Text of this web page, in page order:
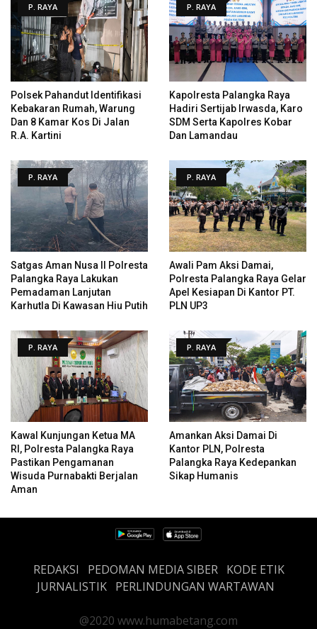
P. RAYA
Polsek Pahandut Identifikasi
Kebakaran Rumah, Warung
Dan 8 Kamar Kos Di Jalan
R.A. Kartini
P. RAYA
Kapolresta Palangka Raya
Hadiri Sertijab Irwasda, Karo
SDM Serta Kapolres Kobar
Dan Lamandau
P. RAYA
Satgas Aman Nusa II Polresta
Palangka Raya Lakukan
Pemadaman Lanjutan
Karhutla Di Kawasan Hiu Putih
P. RAYA
Awali Pam Aksi Damai,
Polresta Palangka Raya Gelar
Apel Kesiapan Di Kantor PT.
PLN UP3
P. RAYA
Kawal Kunjungan Ketua MA
RI, Polresta Palangka Raya
Pastikan Pengamanan
Wisuda Purnabakti Berjalan
Aman
P. RAYA
Amankan Aksi Damai Di
Kantor PLN, Polresta
Palangka Raya Kedepankan
Sikap Humanis
REDAKSI PEDOMAN MEDIA SIBER
KODE ETIK
JURNALISTIK PERLINDUNGAN WARTAWAN
@2020 www.humabetang.com